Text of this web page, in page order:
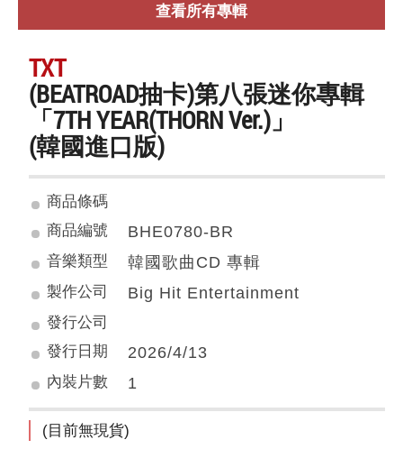
查看所有專輯
TXT
(BEATROAD抽卡)第八張迷你專輯
「7TH YEAR(THORN Ver.)」
(韓國進口版)
商品條碼
商品編號
BHE0780-BR
音樂類型 韓國歌曲CD 專輯
製作公司 Big Hit Entertainment
發行公司
發行日期
2026/4/13
內裝片數 1
(目前無現貨)